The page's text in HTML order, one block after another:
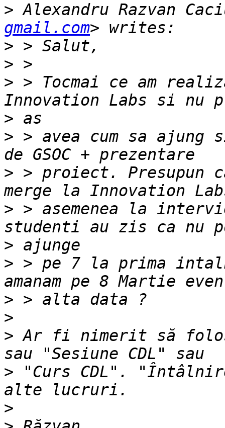
> Alexandru Razvan
gmail.com
>
>
> > Tocmai ce am
>
> > avea cum sa ajung
> > proiect. Presupun
> > asemenea la
>
> > pe 7 la prima
>
>
> Ar fi nimerit să
> "Curs CDL".
>